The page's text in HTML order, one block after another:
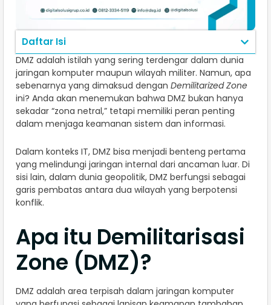
Daftar Isi
DMZ adalah istilah yang sering terdengar dalam dunia
jaringan komputer maupun wilayah militer. Namun, apa
sebenarnya yang dimaksud dengan Demilitarized Zone
ini? Anda akan menemukan bahwa DMZ bukan hanya
sekadar “zona netral,” tetapi memiliki peran penting
dalam menjaga keamanan sistem dan informasi.
Dalam konteks IT, DMZ bisa menjadi benteng pertama
yang melindungi jaringan internal dari ancaman luar. Di
sisi lain, dalam dunia geopolitik, DMZ berfungsi sebagai
garis pembatas antara dua wilayah yang berpotensi
konflik.
Apa itu Demilitarisasi
Zone (DMZ)?
DMZ adalah area terpisah dalam jaringan komputer